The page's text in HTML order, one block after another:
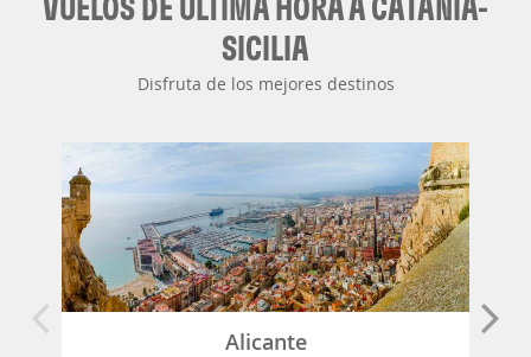
SICILIA
Disfruta de los mejores destinos
Alicante